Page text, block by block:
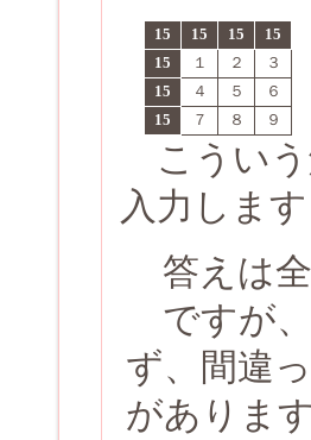
15 15 15
15
15
１ ２
３
15
４ ５
６
15
７ ８ ９
こういう
入力しま
答えは
ですが
ず、間違
がありま